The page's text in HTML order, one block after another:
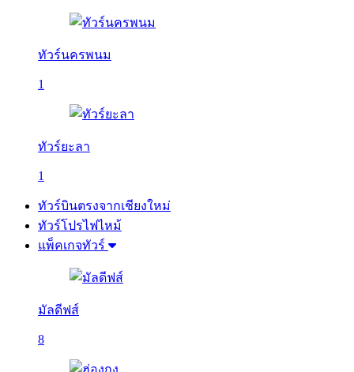
ทัวร์นครพนม
1
ทัวร์ยะลา
1
ทัวร์บินตรงจากเชียงใหม่
ทัวร์โปรไฟไหม้
แพ็คเกจทัวร์
มัลดีฟส์
8